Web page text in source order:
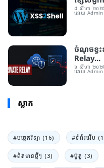
៨ សីហា ២០២
ដោយ Admin
ចំណុចខ្វ
Relay...
៦ សីហា ២០២
ដោយ Admin
ស្លាក
#បច្ចេកវិទ្យា (16) #ទំព័រដេីម
#ព័តមានថ្មីៗ (3) #ម៉ូតូ (3)